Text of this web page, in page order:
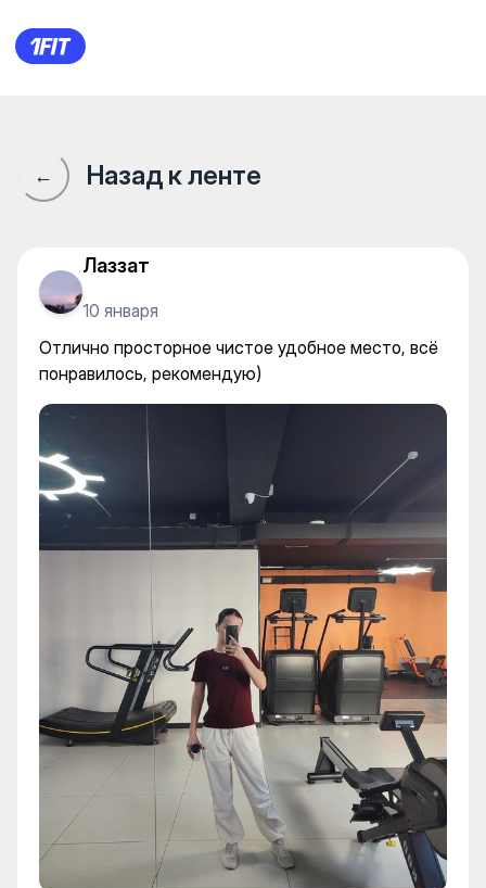
King Fitness — Individual
← Назад к ленте
Лаззат
10 января
Отлично просторное чистое удобное место, всё
понравилось, рекомендую)